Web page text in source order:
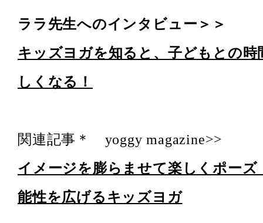
ララ先生へのインタビュー＞＞
キッズヨガを知ると、子どもとの時
しくなる！
関連記事＊ yoggy magazine>>
イメージを膨らませて楽しくポーズ
能性を広げるキッズヨガ